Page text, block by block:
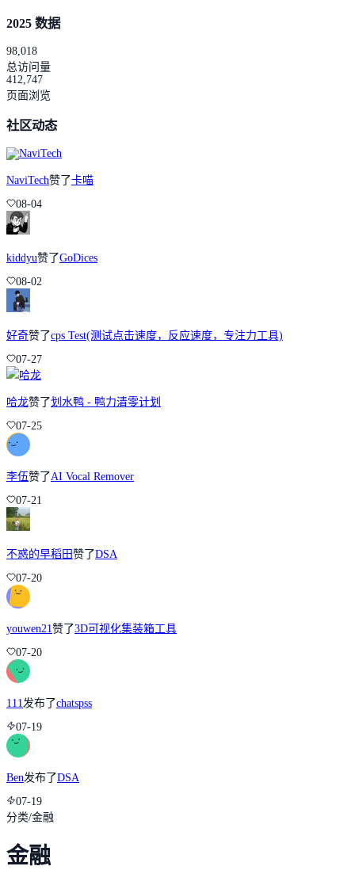
2025 数据
98,018
总访问量
412,747
页面浏览
社区动态
NaviTech赞了卡喵
08-04
kiddyu赞了GoDices
08-02
好奇赞了cps Test(测试点击速度，反应速度，专注力工具)
07-27
哈龙赞了划水鸭 - 鸭力清零计划
07-25
李伍赞了AI Vocal Remover
07-21
不惑的早稻田赞了DSA
07-20
youwen21赞了3D可视化集装箱工具
07-20
111 发布了chatspss
07-19
Ben发布了DSA
07-19
分类/金融
金融